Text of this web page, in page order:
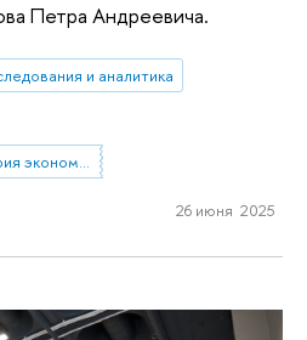
Петра Андреевича.
и аналитика
Международная лаборатория экономики нематериальных активов (Пермь)
26 июня 2025